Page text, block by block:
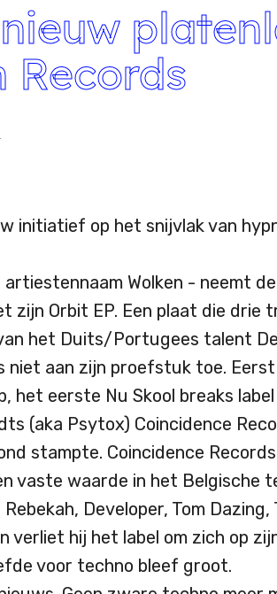
Records
initiatief op het snijvlak van
artiestennaam Wolken - neemt
zijn Orbit EP. Een plaat die drie
het Duits/Portugees talent
niet aan zijn proefstuk toe.
het eerste Nu Skool breaks
(aka Psytox) Coincidence
stampte. Coincidence
vaste waarde in het Belgische
Developer, Tom Dazing,
verliet hij het label om zich op
voor techno bleef groot.